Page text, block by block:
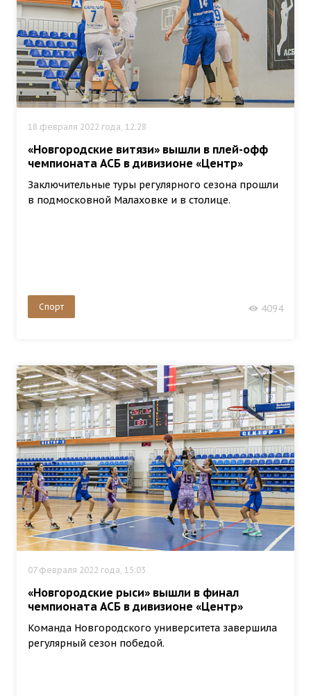
18 февраля 2022 года, 12:28
«Новгородские витязи» вышли в плей-офф
чемпионата АСБ в дивизионе «Центр»
Заключительные туры регулярного сезона прошли
в подмосковной Малаховке и в столице.
Спорт 4094
07 февраля 2022 года, 15:03
«Новгородские рыси» вышли в финал
чемпионата АСБ в дивизионе «Центр»
Команда Новгородского университета завершила
регулярный сезон победой.